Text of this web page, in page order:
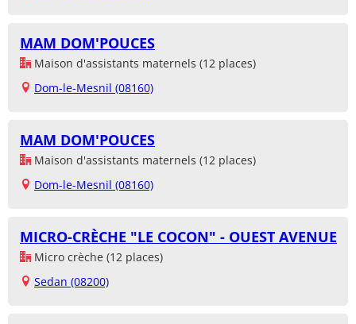
MAM DOM'POUCES
Maison d'assistants maternels (12 places)
Dom-le-Mesnil (08160)
MAM DOM'POUCES
Maison d'assistants maternels (12 places)
Dom-le-Mesnil (08160)
MICRO-CRÈCHE "LE COCON" - OUEST AVENUE
Micro crèche (12 places)
Sedan (08200)